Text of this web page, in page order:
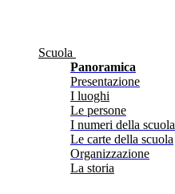
Scuola
Panoramica
Presentazione
I luoghi
Le persone
I numeri della scuola
Le carte della scuola
Organizzazione
La storia